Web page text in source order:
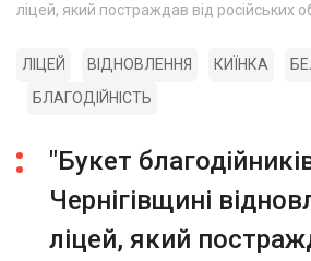
ліцей, який постраждав від російських
ЛІЦЕЙ ВІДНОВЛЕННЯ КИЇНКА
БЛАГОДІЙНІСТЬ
"Букет
Чернігівщині
ліцей, який